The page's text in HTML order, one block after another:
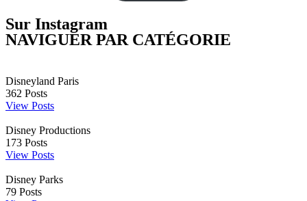
Sur Instagram
NAVIGUER PAR CATÉGORIE
Disneyland Paris
362 Posts
View Posts
Disney Productions
173 Posts
View Posts
Disney Parks
79 Posts